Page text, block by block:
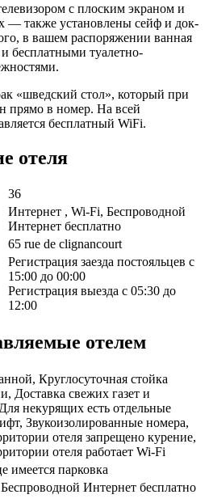
с плоским экраном и
— также установлены сейф и док-
в вашем распоряжении ванная
бесплатными туалетно-
«шведский стол», который при
прямо в номер. На всей
бесплатный WiFi.
отеля
36
Интернет , Wi-Fi, Беспроводной
Интернет бесплатно
65 rue de clignancourt
Регистрация заезда постояльцев с
15:00 до 00:00
Регистрация выезда с 05:30 до
12:00
отелем
Круглосуточная стойка
Доставка свежих газет и
некурящих есть отдельные
Звукоизолированные номера,
отеля запрещено курение,
отеля работает Wi-Fi
имеется парковка
Интернет бесплатно